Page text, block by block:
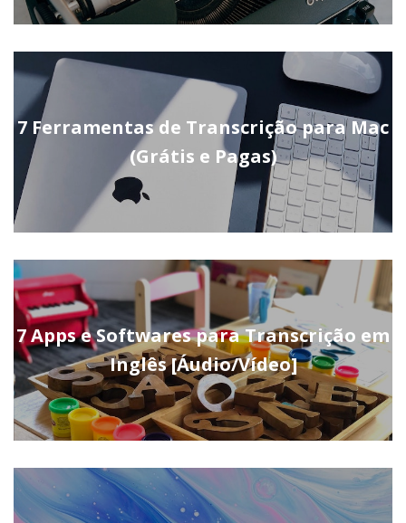
7 Ferramentas de Transcrição para Mac
(Grátis e Pagas)
7 Apps e Softwares para Transcrição em
Inglês [Áudio/Vídeo]